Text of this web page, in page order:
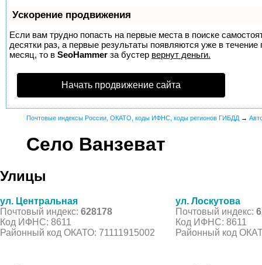
Ускорение продвижения
Если вам трудно попасть на первые места в поиске
десятки раз, а первые результаты появляются уже в
месяц, то в SeoHammer за бустер вернут деньги.
Начать продвижение сайта
Почтовые индексы России, ОКАТО, коды ИФНС, коды регионов ГИБДД →
Село Ванзеват
Улицы
ул. Центральная
Почтовый индекс: 628178
Код ИФНС: 8611
Районный код ОКАТО: 71111915002
ул. Лоскутова
Почтовый индекс:
Код ИФНС: 8611
Районный код